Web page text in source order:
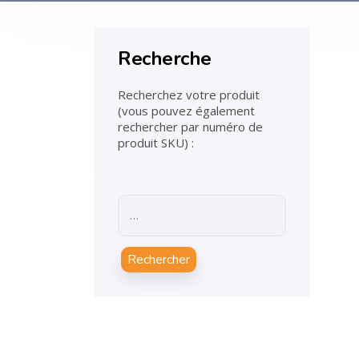
Recherche
Recherchez votre produit
(vous pouvez également
rechercher par numéro de
produit SKU) :
Rechercher